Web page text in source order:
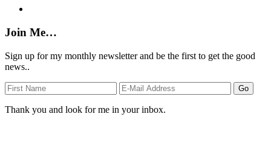
Join Me…
Sign up for my monthly newsletter and be the first to get the good
news..
Thank you and look for me in your inbox.